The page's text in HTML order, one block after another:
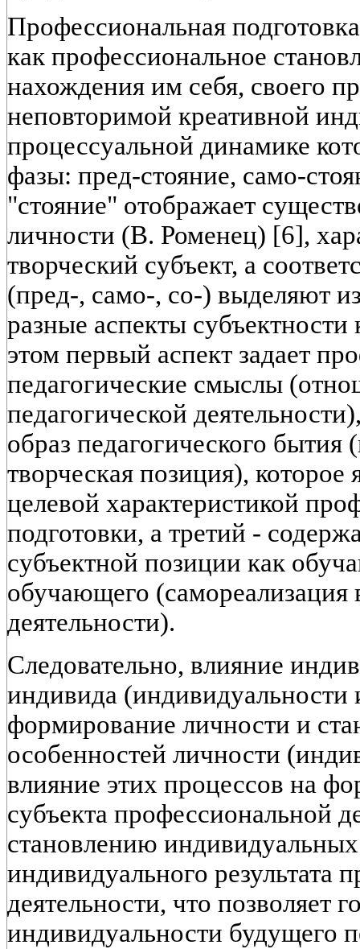
Профессиональная
как профессиональное
нахождения им себя, своего
неповторимой креативной
процессуальной динамике
фазы: пред-стояние, само-
"стояние" отображает
личности (В. Роменец) [6],
творческий субъект, а
(пред-, само-, со-) выделяют
разные аспекты
этом первый аспект задает
педагогические смыслы
педагогической
образ педагогического
творческая позиция), которое
целевой характеристикой
подготовки, а третий -
субъектной позиции как
обучающего (самореализация
деятельности).
Следовательно, влияние
индивида (индивидуальности
формирование личности и
особенностей личности
влияние этих процессов на
субъекта профессиональной
становлению
индивидуального результата
деятельности, что позволяет
индивидуальности будущего